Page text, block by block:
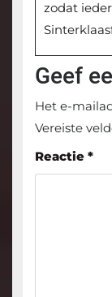
zodat
Geef
Het e-
Vereiste
Reactie *